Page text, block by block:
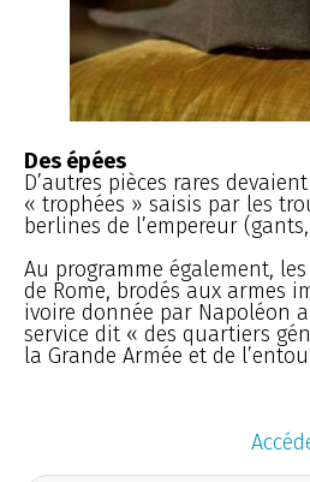
Des épées
D’autres pièces rares
« trophées » saisis par les
berlines de l’empereur
Au programme également,
de Rome, brodés aux armes
ivoire donnée par Napoléon
service dit « des quartiers
la Grande Armée et de